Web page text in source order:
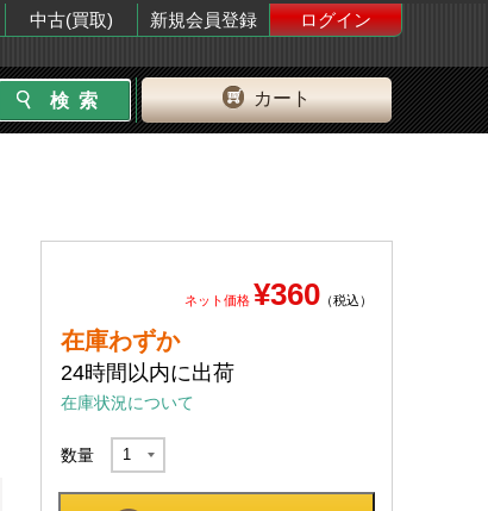
中古(買取) 新規会員登録
ログイン
カート
ネット価格 ¥360 （税込）
在庫わずか
24時間以内に出荷
在庫状況について
数量